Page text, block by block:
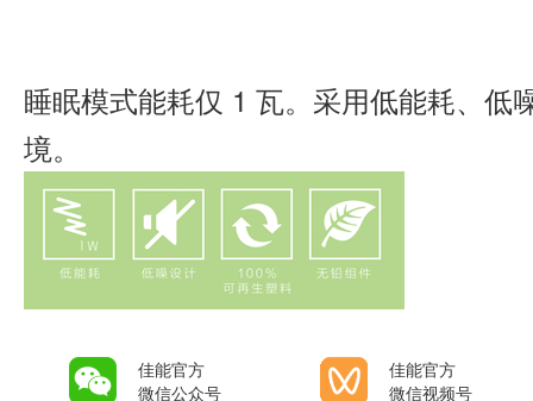
睡眠模式能耗仅 1 瓦。采用低能耗、低
境。
佳能官方
微信公众号
佳能官方
微信视频号